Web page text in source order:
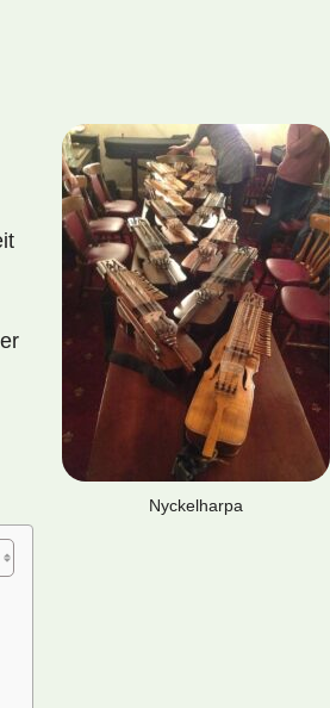
Nyckelharpa